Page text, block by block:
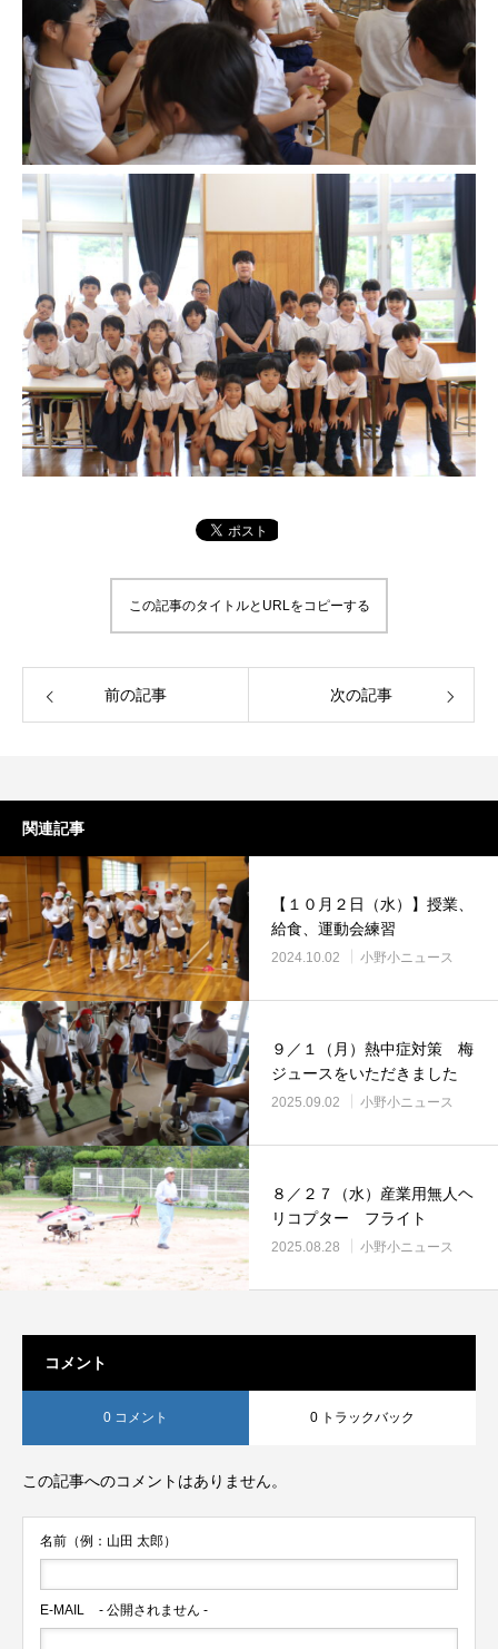
この記事のタイトルとURLをコピーする
前の記事 次の記事
関連記事
【１０月２日（水）】授業、
給食、運動会練習
2024.10.02 小野小ニュース
９／１（月）熱中症対策 梅
ジュースをいただきました
2025.09.02 小野小ニュース
８／２７（水）産業用無人ヘ
リコプター フライト
2025.08.28 小野小ニュース
コメント
0 コメント 0 トラックバック
この記事へのコメントはありません。
名前（例：山田 太郎）
E-MAIL - 公開されません -